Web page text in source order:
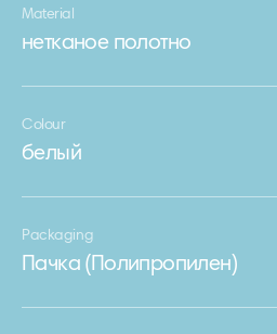
Material
нетканое полотно
Colour
белый
Packaging
Пачка (Полипропилен)